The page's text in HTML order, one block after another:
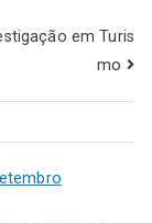
em Turis
mo